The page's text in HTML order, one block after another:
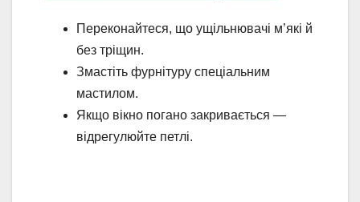
Переконайтеся, що ущільнювачі м’які й
без тріщин.
Змастіть фурнітуру спеціальним
мастилом.
Якщо вікно погано закривається —
відрегулюйте петлі.